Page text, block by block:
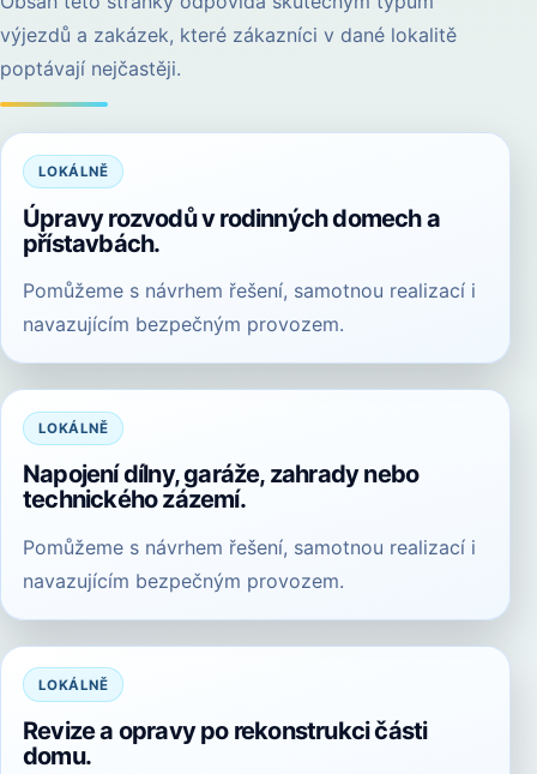
výjezdů a zakázek, které zákazníci v dané lokalitě
poptávají nejčastěji.
LOKÁLNĚ
Úpravy rozvodů v rodinných domech a
přístavbách.
Pomůžeme s návrhem řešení, samotnou realizací i
navazujícím bezpečným provozem.
LOKÁLNĚ
Napojení dílny, garáže, zahrady nebo
technického zázemí.
Pomůžeme s návrhem řešení, samotnou realizací i
navazujícím bezpečným provozem.
LOKÁLNĚ
Revize a opravy po rekonstrukci části
domu.